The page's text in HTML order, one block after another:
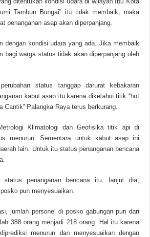
Tambun Bungai” itu tidak membaik, maka
penanganan asap akan diperpanjang.
dengan kondisi udara yang ada. Jika membaik
bagi warga status tidak akan diperpanjang oleh
status tanggap darurat kebakaran
kabut asap itu karena diketahui titik “hot
Cantik” Palangka Raya terus berkurang.
Klimatologi dan Geofisika titik api di
menurun. Sementara untuk kabut asap ini
lain. Untuk itu status penanganan bencana
status penanganan bencana itu, lanjut dia,
pun menyesuaikan.
jumlah personel di posko gabungan pun dari
388 orang menjadi 218 orang. Hal itu karena
menurun dan menyesuaikan dengan